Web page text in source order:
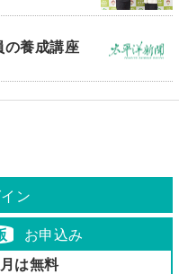
の養成講座
ン
お申込み
は無料